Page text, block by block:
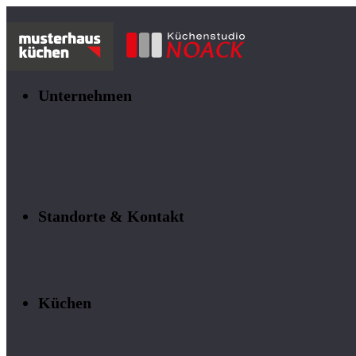
Unternehmen
Standorte & Kontakt
Küchen